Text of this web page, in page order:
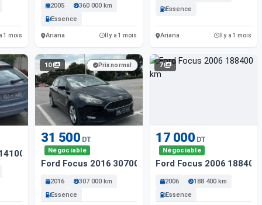
a 1 mois
2005
360 000 km
Essence
Ariana Il y a 1 mois
Essence
Ariana Il y a 1 mois
Km
10 Prix normal
31 500 DT
Négociable
Ford Focus 2016 307000 Km
2016
307 000 km
Essence
7
17 000 DT
Négociable
Ford Focus 2006 188400
2006
188 400 km
Essence